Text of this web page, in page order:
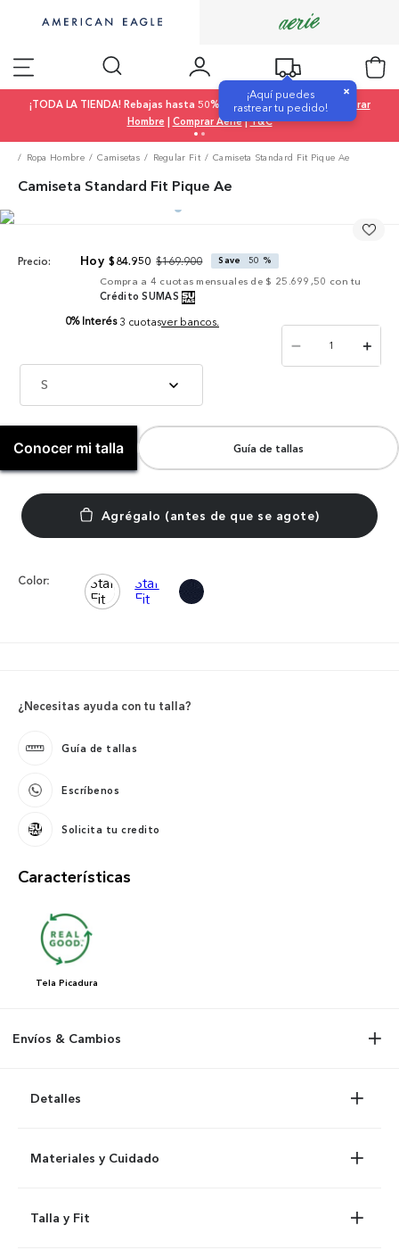
¡Aquí puedes
rastrear tu pedido!
×
¡TODA LA TIENDA! Rebajas hasta 50% OFF |Comprar Mujer|
Comprar
Hombre | Comprar Aerie|T&C
Ropa Hombre Camisetas Regular Fit Camiseta Standard Fit Pique Ae
Camiseta Standard Fit Pique Ae
Precio: $84.950 $169.900 Save 50 %
Compra a 4 cuotas mensuales de $ 25.699,50 con tu
Crédito SUMAS
0% Interés 3 cuotasver bancos.
S
＋
－
Conocer mi talla Guía de tallas
Color:
¿Necesitas ayuda con tu talla?
Guía de tallas
Escríbenos
Solicita tu credito
Características
Tela Picadura
Envíos & Cambios
Detalles
Materiales y Cuidado
Talla y Fit